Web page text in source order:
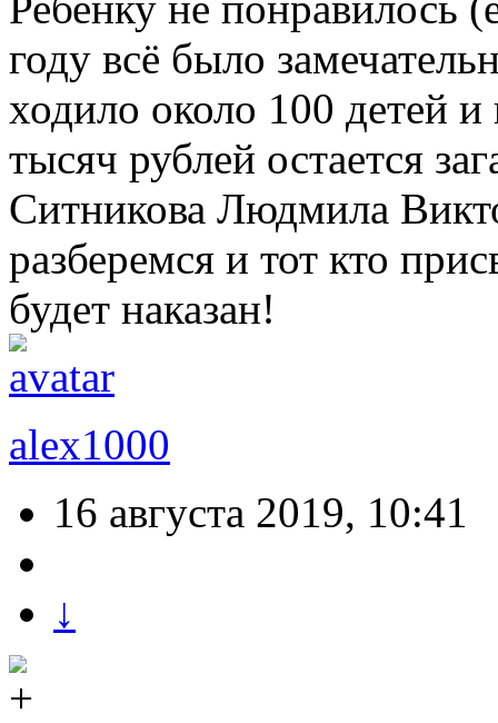
году всё было
ходило около 100 детей
тысяч рублей остается
Ситникова Людмила
разберемся и тот кто
будет наказан!
alex1000
16 августа 2019, 10:41
↓